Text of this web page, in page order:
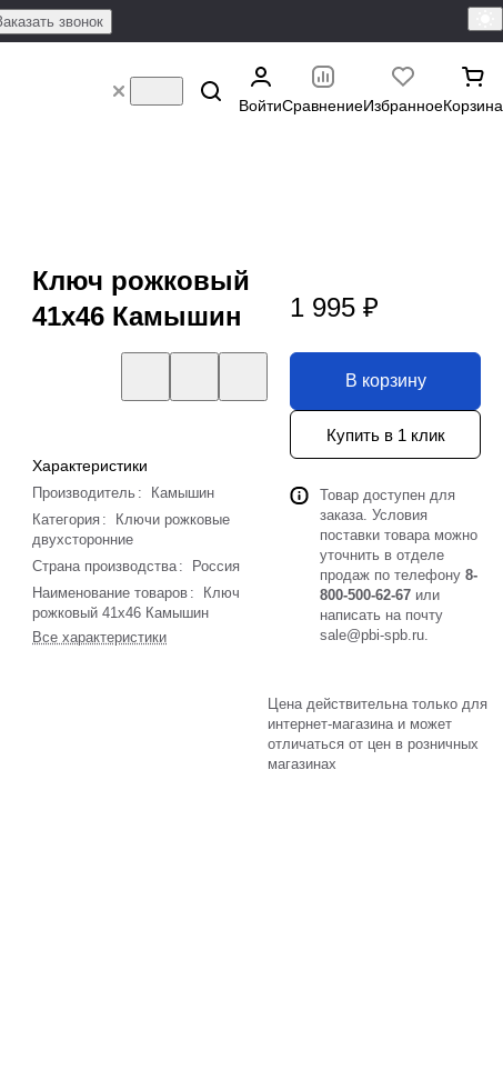
звонок
ВойтиСравнениеИзбранноеКорзина
Ключ рожковый
41х46 Камышин
Характеристики
Производитель :
Камышин
Категория :
Ключи рожковые
двухсторонние
Страна производства :
Россия
Наименование товаров :
Ключ
рожковый 41х46 Камышин
Все характеристики
1 995 ₽
В корзину
Купить в 1 клик
Товар доступен для
заказа. Условия
поставки товара можно
уточнить в отделе
продаж по телефону 8-
800-500-62-67 или
написать на почту
sale@pbi-spb.ru.
Цена действительна только для
интернет-магазина и может
отличаться от цен в розничных
магазинах